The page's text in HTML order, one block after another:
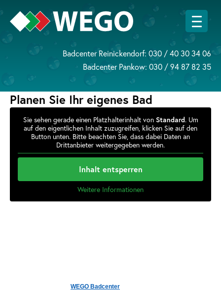
Badcenter Reinickendorf: 030 / 40 30 34 06
Badcenter Pankow: 030 / 94 87 82 35
Planen Sie Ihr eigenes Bad
Sie sehen gerade einen Platzhalterinhalt von Standard. Um
auf den eigentlichen Inhalt zuzugreifen, klicken Sie auf den
Button unten. Bitte beachten Sie, dass dabei Daten an
Drittanbieter weitergegeben werden.
Inhalt entsperren
Weitere Informationen
WEGO Badcenter